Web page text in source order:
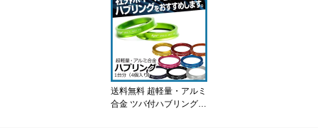
送料無料 超軽量・アルミ
合金 ツバ付ハブリング